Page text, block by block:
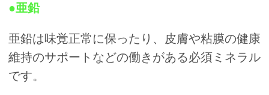
●亜鉛
亜鉛は味覚正常に保ったり、皮膚や粘膜の健康
維持のサポートなどの働きがある必須ミネラル
です。